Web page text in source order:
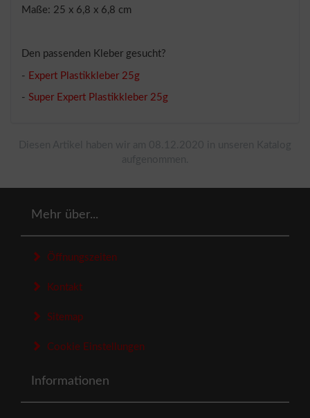
Maße: 25 x 6,8 x 6,8 cm
Den passenden Kleber gesucht?
- Expert Plastikkleber 25g
- Super Expert Plastikkleber 25g
Mehr über...
Öffnungszeiten
Kontakt
Sitemap
Cookie Einstellungen
Informationen